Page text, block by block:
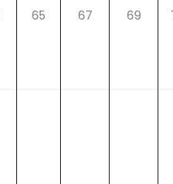
65 67 69